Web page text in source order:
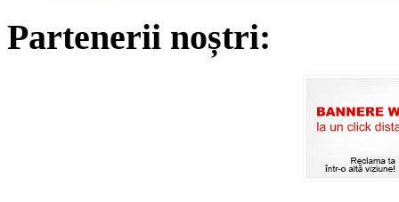
Partenerii noștri: